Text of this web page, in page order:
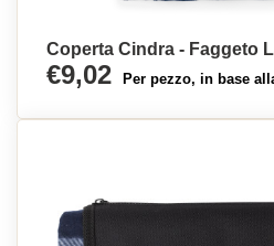
Coperta Cindra - Faggeto
€9,02 Per pezzo, in base